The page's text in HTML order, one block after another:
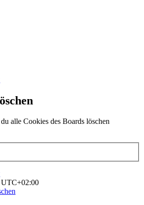
alle Cookies des Boards löschen
UTC+02:00